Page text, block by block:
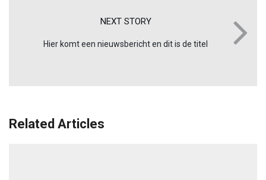
NEXT STORY
Hier komt een nieuwsbericht en dit is de titel
Related Articles